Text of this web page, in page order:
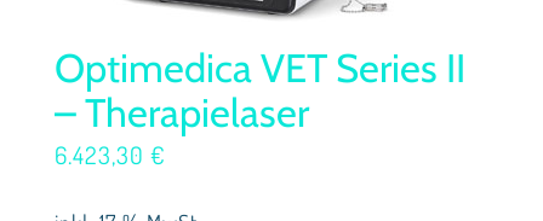
Optimedica VET Series II
– Therapielaser
6.423,30 €